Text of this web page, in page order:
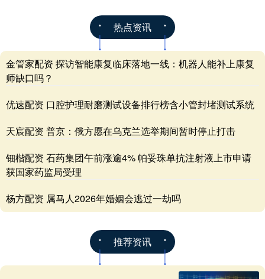
热点资讯
金管家配资 探访智能康复临床落地一线：机器人能补上康复
师缺口吗？
优速配资 口腔护理耐磨测试设备排行榜含小管封堵测试系统
天宸配资 普京：俄方愿在乌克兰选举期间暂时停止打击
钿楷配资 石药集团午前涨逾4% 帕妥珠单抗注射液上市申请
获国家药监局受理
杨方配资 属马人2026年婚姻会逃过一劫吗
推荐资讯